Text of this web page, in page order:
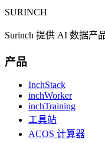
SURINCH
Surinch 提供 AI 数据产
产品
InchStack
inchWorker
inchTraining
工具站
ACOS 计算器